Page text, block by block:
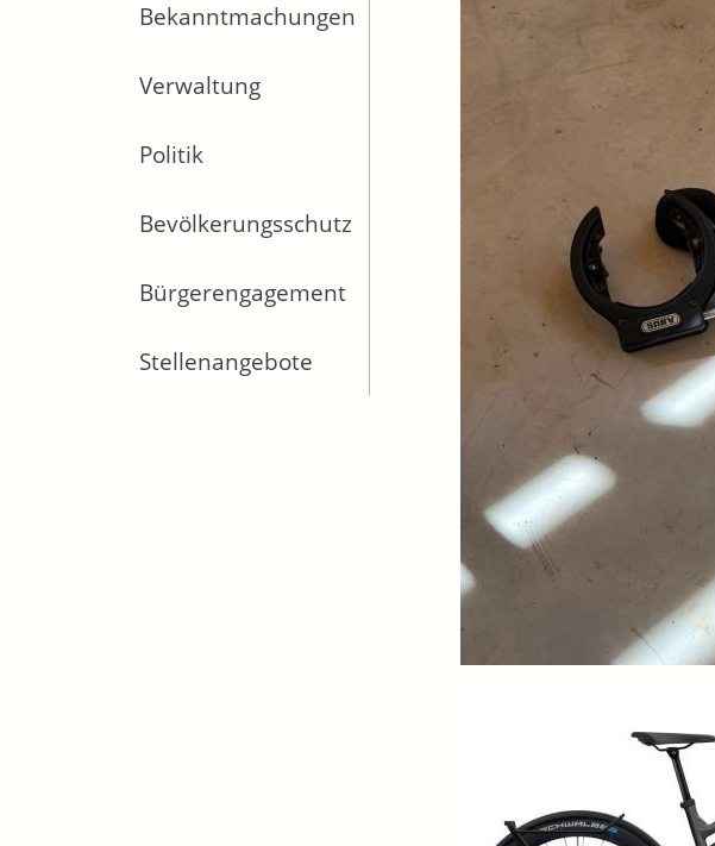
Bekanntmachungen
Verwaltung
Politik
Bevölkerungsschutz
Bürgerengagement
Stellenangebote